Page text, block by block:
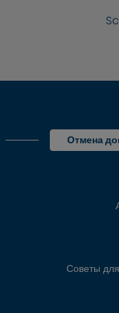
Отмена
Советы